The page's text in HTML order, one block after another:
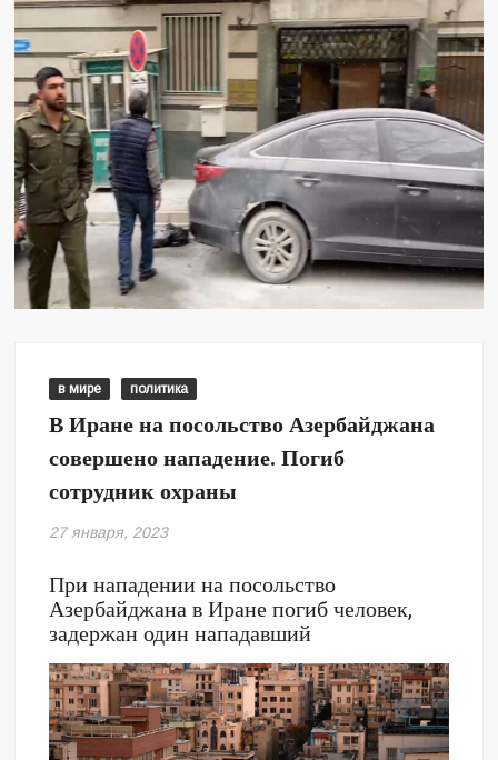
в мире политика
В Иране на посольство Азербайджана
совершено нападение. Погиб
сотрудник охраны
27 января, 2023
При нападении на посольство
Азербайджана в Иране погиб человек,
задержан один нападавший